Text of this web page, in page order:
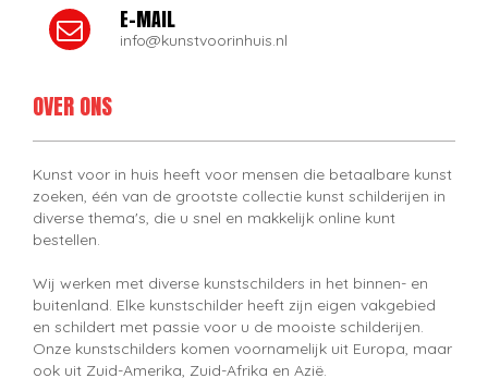
E-MAIL
info@kunstvoorinhuis.nl
OVER ONS
Kunst voor in huis heeft voor mensen die betaalbare kunst
zoeken, één van de grootste collectie kunst schilderijen in
diverse thema's, die u snel en makkelijk online kunt
bestellen.
Wij werken met diverse kunstschilders in het binnen- en
buitenland. Elke kunstschilder heeft zijn eigen vakgebied
en schildert met passie voor u de mooiste schilderijen.
Onze kunstschilders komen voornamelijk uit Europa, maar
ook uit Zuid-Amerika, Zuid-Afrika en Azië.